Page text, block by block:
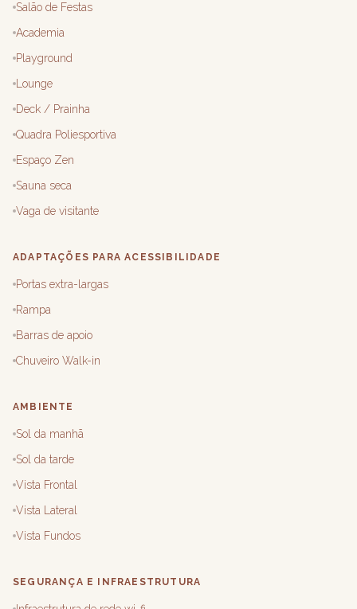
Salão de Festas
Academia
Playground
Lounge
Deck / Prainha
Quadra Poliesportiva
Espaço Zen
Sauna seca
Vaga de visitante
ADAPTAÇÕES PARA ACESSIBILIDADE
Portas extra-largas
Rampa
Barras de apoio
Chuveiro Walk-in
AMBIENTE
Sol da manhã
Sol da tarde
Vista Frontal
Vista Lateral
Vista Fundos
SEGURANÇA E INFRAESTRUTURA